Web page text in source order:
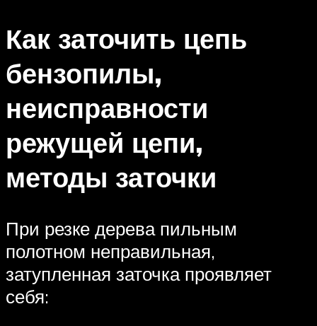
Как заточить цепь
бензопилы,
неисправности
режущей цепи,
методы заточки
При резке дерева пильным
полотном неправильная,
затупленная заточка проявляет
себя: